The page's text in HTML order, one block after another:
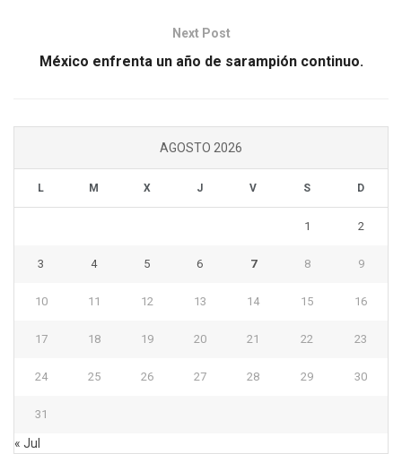
Next Post
México enfrenta un año de sarampión continuo.
AGOSTO 2026
L M X J V S D
1 2
3 4 5 6 7 8 9
10 11 12 13 14 15 16
17 18 19 20 21 22 23
24 25 26 27 28 29 30
31
« Jul